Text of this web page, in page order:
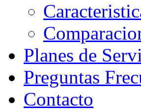
Planes de
Preguntas
Contacto